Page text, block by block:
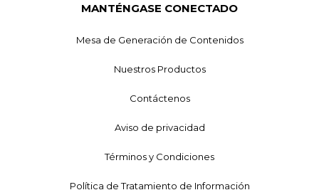
MANTÉNGASE CONECTADO
Mesa de Generación de Contenidos
Nuestros Productos
Contáctenos
Aviso de privacidad
Términos y Condiciones
Política de Tratamiento de Información